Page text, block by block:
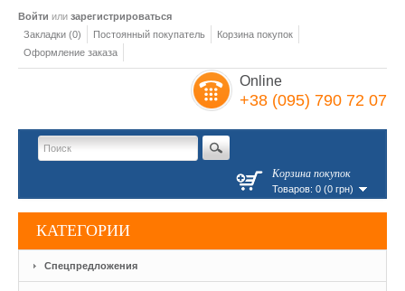
Войти или зарегистрироваться
Закладки (0)
Постоянный покупатель
Корзина покупок
Оформление заказа
Online
+38 (095) 790 72 07
Корзина покупок
Товаров: 0 (0 грн)
КАТЕГОРИИ
Спецпредложения